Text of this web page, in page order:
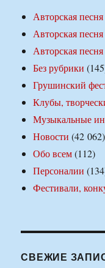
Авторская
Авторская
Авторская
Без рубрики
Грушинский
Клубы,
Музыкальные
Новости (42 062)
Обо всем(112)
Персоналии
Фестивали,
СВЕЖИЕ